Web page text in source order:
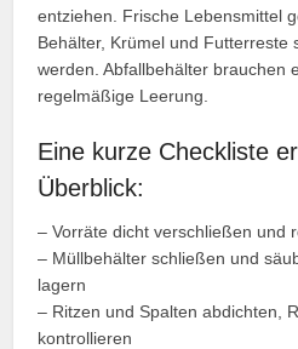
entziehen. Frische Lebensmittel
Behälter, Krümel und Futterreste
werden. Abfallbehälter brauchen
regelmäßige Leerung.
Eine kurze Checkliste
Überblick:
– Vorräte dicht verschließen und
– Müllbehälter schließen und
lagern
– Ritzen und Spalten abdichten,
kontrollieren